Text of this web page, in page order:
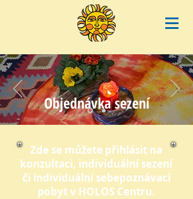
Objednávka sezení
Zde se můžete přihlásit na
konzultaci, individuální sezení
či individuální sebepoznávací
pobyt v HOLOS Centru.